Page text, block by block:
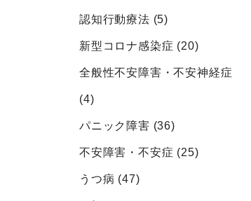
認知行動療法 (5)
新型コロナ感染症 (20)
全般性不安障害・不安神経症
(4)
パニック障害 (36)
不安障害・不安症 (25)
うつ病 (47)